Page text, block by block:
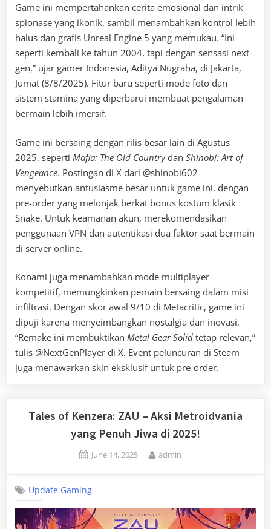
Game ini mempertahankan cerita emosional dan intrik
spionase yang ikonik, sambil menambahkan kontrol lebih
halus dan grafis Unreal Engine 5 yang memukau. “Ini
seperti kembali ke tahun 2004, tapi dengan sensasi next-
gen,” ujar gamer Indonesia, Aditya Nugraha, di Jakarta,
Jumat (8/8/2025). Fitur baru seperti mode foto dan
sistem stamina yang diperbarui membuat pengalaman
bermain lebih imersif.
Game ini bersaing dengan rilis besar lain di Agustus
2025, seperti Mafia: The Old Countrydan Shinobi: Art of
Vengeance. Postingan di X dari @shinobi602
menyebutkan antusiasme besar untuk game ini, dengan
pre-order yang melonjak berkat bonus kostum klasik
Snake. Untuk keamanan akun, merekomendasikan
penggunaan VPN dan autentikasi dua faktor saat bermain
di server online.
Konami juga menambahkan mode multiplayer
kompetitif, memungkinkan pemain bersaing dalam misi
infiltrasi. Dengan skor awal 9/10 di Metacritic, game ini
dipuji karena menyeimbangkan nostalgia dan inovasi.
“Remake ini membuktikan Metal Gear Solid tetap relevan,”
tulis @NextGenPlayer di X. Event peluncuran di Steam
juga menawarkan skin eksklusif untuk pre-order.
Tales of Kenzera: ZAU – Aksi Metroidvania
yang Penuh Jiwa di 2025!
Posted
June 14, 2025 By
admin
Update Gaming